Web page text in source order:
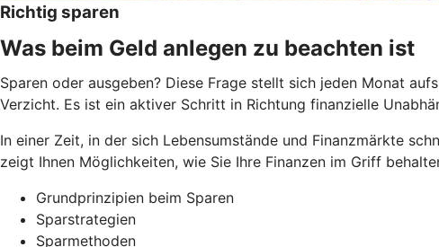
Richtig sparen
Was beim Geld anlegen zu beachten ist
Sparen oder ausgeben? Diese Frage stellt sich jeden Monat
Verzicht. Es ist ein aktiver Schritt in Richtung finanzielle
In einer Zeit, in der sich Lebensumstände und Finanzmärkte
zeigt Ihnen Möglichkeiten, wie Sie Ihre Finanzen im Griff
Grundprinzipien beim Sparen
Sparstrategien
Sparmethoden